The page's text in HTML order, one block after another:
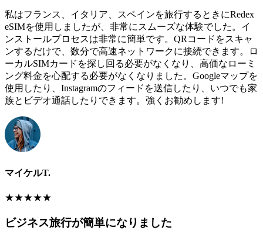
私はフランス、イタリア、スペインを旅行するときにRedex
eSIMを使用しましたが、非常にスムーズな体験でした。イ
ンストールプロセスは非常に簡単です。QRコードをスキャ
ンするだけで、数分で高速ネットワークに接続できます。ロ
ーカルSIMカードを探し回る必要がなくなり、高価なローミ
ング料金を心配する必要がなくなりました。Googleマップを
使用したり、Instagramのフィードを送信したり、いつでも家
族とビデオ通話したりできます。強くお勧めします!
マイケルT.
★★★★★
ビジネス旅行が簡単になりました